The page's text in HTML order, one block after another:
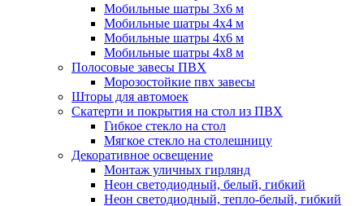
Мобильные шатры 3х6 м
Мобильные шатры 4х4 м
Мобильные шатры 4х6 м
Мобильные шатры 4х8 м
Полосовые завесы ПВХ
Морозостойкие пвх завесы
Шторы для автомоек
Скатерти и покрытия на стол из ПВХ
Гибкое стекло на стол
Мягкое стекло на столешницу
Декоративное освещение
Монтаж уличных гирлянд
Неон светодиодный, белый, гибкий
Неон светодиодный, тепло-белый, гибкий